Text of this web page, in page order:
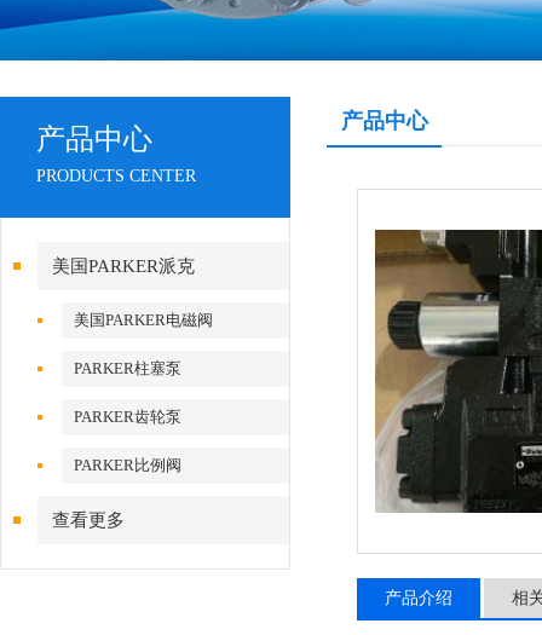
产品中心
PRODUCTS CENTER
美国PARKER派克
美国PARKER电磁阀
PARKER柱塞泵
PARKER齿轮泵
PARKER比例阀
查看更多
产品中心
产品介绍 相